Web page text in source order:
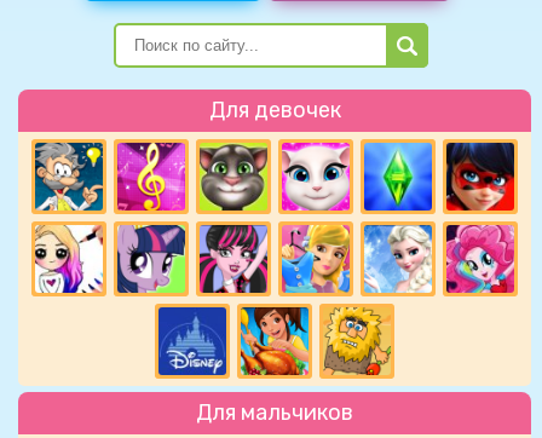
Для девочек
Для мальчиков